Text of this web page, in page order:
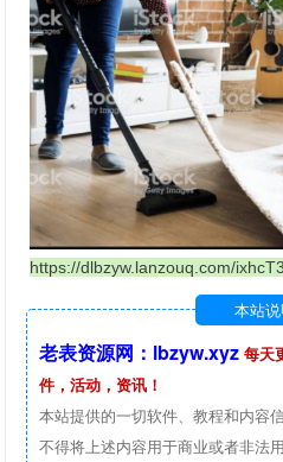
https://dlbzyw.lanzouq.com/
本站
老表资源网：lbzyw.xyz 每天
件，活动，资讯！
本站提供的一切软件、教程和内容
不得将上述内容用于商业或者非法